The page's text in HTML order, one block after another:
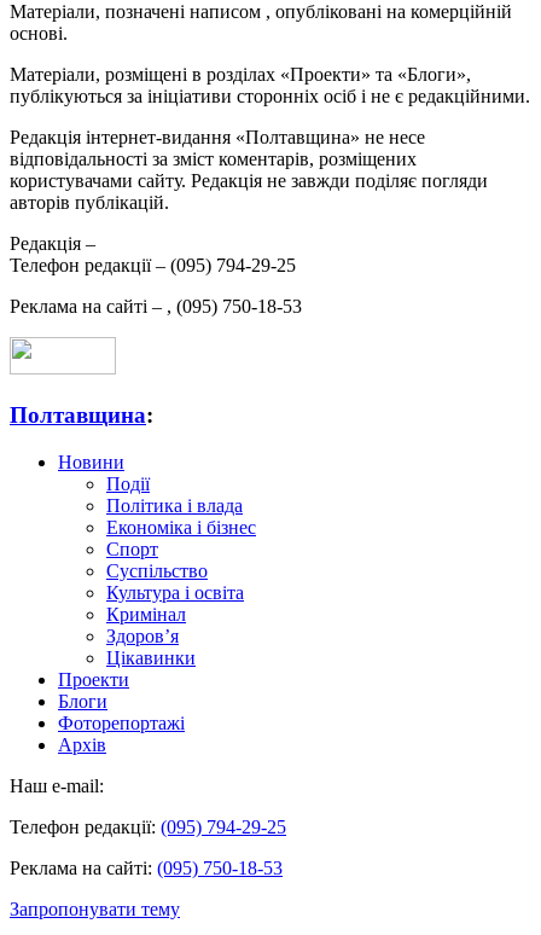
Матеріали, позначені написом , опубліковані на комерційній
основі.
Матеріали, розміщені в розділах «Проекти» та «Блоги»,
публікуються за ініціативи сторонніх осіб і не є редакційними.
Редакція інтернет-видання «Полтавщина» не несе
відповідальності за зміст коментарів, розміщених
користувачами сайту. Редакція не завжди поділяє погляди
авторів публікацій.
Редакція –
Телефон редакції – (095) 794-29-25
Реклама на сайті – , (095) 750-18-53
Полтавщина:
Новини
Події
Політика і влада
Економіка і бізнес
Спорт
Суспільство
Культура і освіта
Кримінал
Здоров’я
Цікавинки
Проекти
Блоги
Фоторепортажі
Архів
Наш e-mail:
Телефон редакції: (095) 794-29-25
Реклама на сайті: (095) 750-18-53
Запропонувати тему